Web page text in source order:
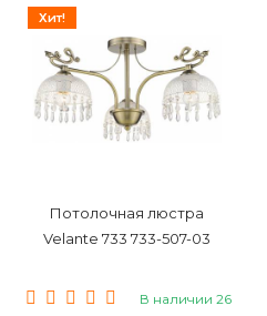
Хит!
Потолочная люстра
Velante 733 733-507-03
В наличии 26